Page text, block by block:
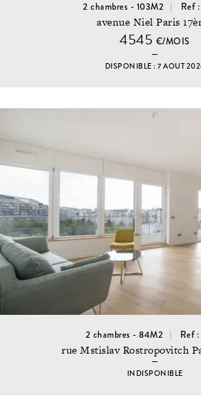
2 chambres - 103M2 Ref
avenue Niel Paris
4545 €/MOIS
DISPONIBLE : 7 AOUT
2 chambres - 84M2 Ref :
rue Mstislav Rostropovitch
INDISPONIBLE